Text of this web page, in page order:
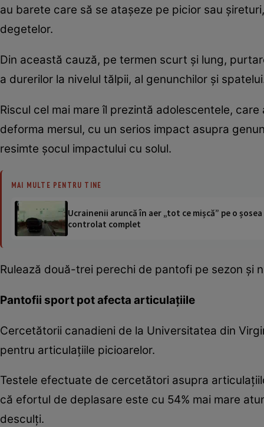
au barete care să se ataşeze pe picior sau
degetelor.
Din această cauză, pe termen scurt şi lung,
a durerilor la nivelul tălpii, al genunchilor şi
Riscul cel mai mare îl prezintă adolescentele,
deforma mersul, cu un serios impact asupra
resimte şocul impactului cu solul.
MAI MULTE PENTRU TINE
Ucrainenii aruncă în aer „tot ce mișcă” pe o
controlat complet
Rulează două-trei perechi de pantofi pe sezon şi
Pantofii sport pot afecta articulaţiile
Cercetătorii canadieni de la Universitatea din
pentru articulaţiile picioarelor.
Testele efectuate de cercetători asupra
că efortul de deplasare este cu 54% mai mare
desculţi.